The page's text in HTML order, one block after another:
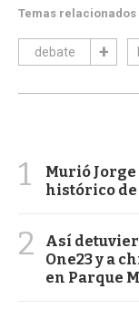
Temas relacionados
debate
1
Murió
histórico
2
Así
One23 y a
en Parque